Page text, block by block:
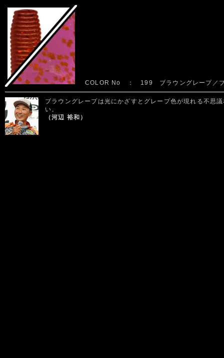
COLOR No ： 199 ブラウングレープ／ブ
ブラウングレープは光にかざすとグレープ色が現れる不思
い。
（河辺 裕和）